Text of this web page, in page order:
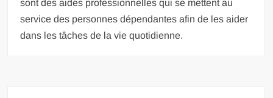
sont des aides professionnelles qui se mettent au
service des personnes dépendantes afin de les aider
dans les tâches de la vie quotidienne.